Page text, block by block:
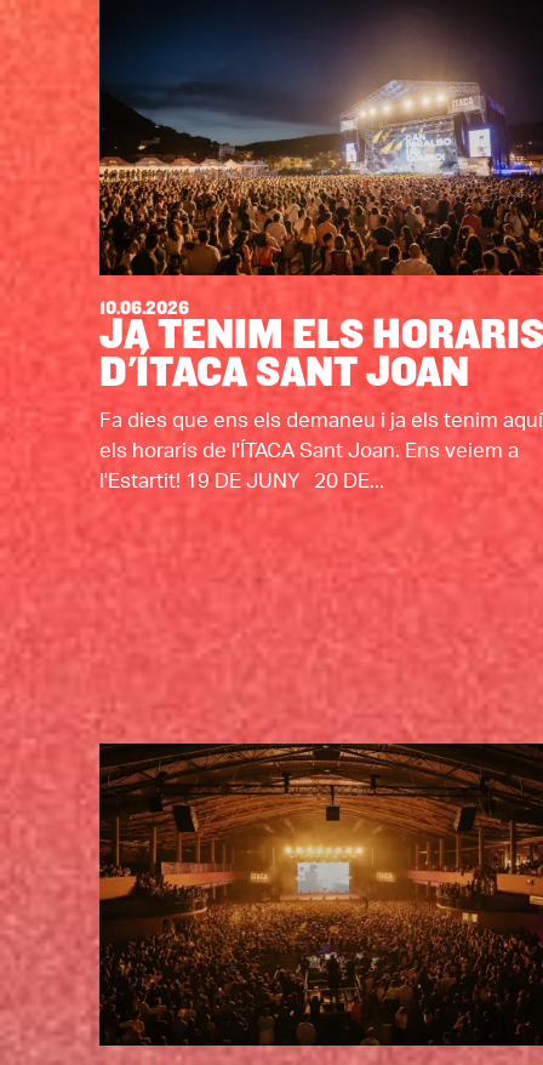
10.06.2026
JA TENIM ELS
D'ÍTACA SANT JOAN
Fa dies que ens els demaneu i ja els tenim
els horaris de l'ÍTACA Sant Joan. Ens veiem a
l'Estartit! 19 DE JUNY 20 DE...